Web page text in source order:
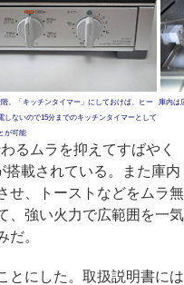
階。「キッチンタイマー」にしておけば、ヒー
しないので15分までのキッチンタイマーとして
が可能
庫内は
るムラを抑えてすばやく
載されている。また庫内
せ、トーストなどをムラ無
、強い火力で広範囲を一気
だ。
にした。取扱説明書には